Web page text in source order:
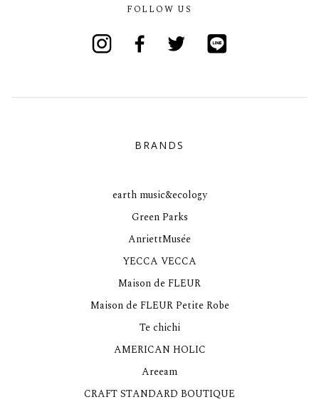
FOLLOW US
BRANDS
earth music&ecology
Green Parks
AnriettMusée
YECCA VECCA
Maison de FLEUR
Maison de FLEUR Petite Robe
Te chichi
AMERICAN HOLIC
Areeam
CRAFT STANDARD BOUTIQUE